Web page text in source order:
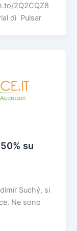
2Q2CQZ8
di Pulsar
su
Suchý, si
Ne sono